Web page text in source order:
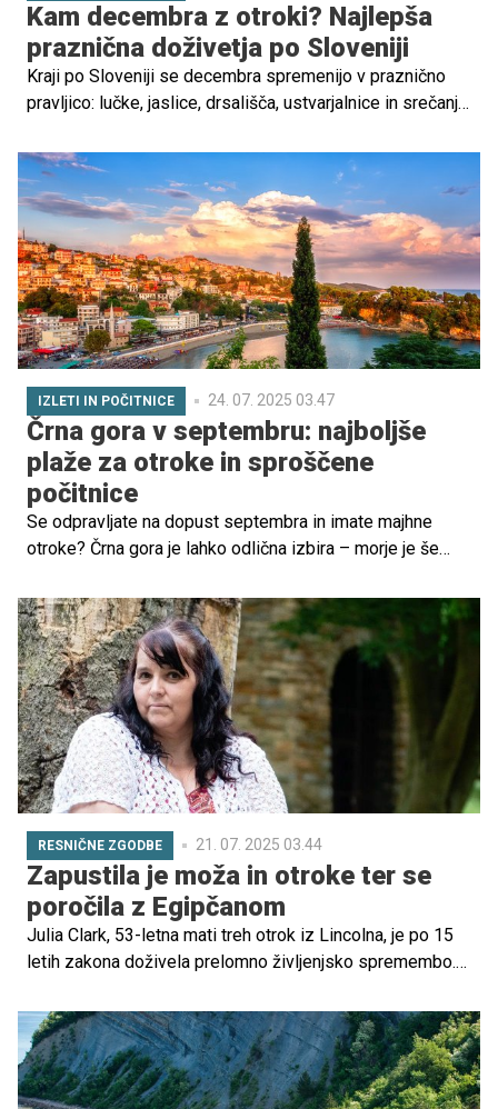
Kam decembra z otroki? Najlepša
praznična doživetja po Sloveniji
Kraji po Sloveniji se decembra spremenijo v praznično
pravljico: lučke, jaslice, drsališča, ustvarjalnice in srečanja
Preverite, kam se decembra odpraviti z otroki, da bo
zadnji mesec leta res čaroben in nepozaben, ter izberite
najljubše ideje za nepozabne družinske trenutke.
IZLETI IN POČITNICE 24. 07. 2025 03.47
Črna gora v septembru: najboljše
plaže za otroke in sproščene
počitnice
Se odpravljate na dopust septembra in imate majhne
otroke? Črna gora je lahko odlična izbira – morje je še
pa si lahko privoščite mirnejši družinski oddih.
Predstavljamo vam izbor plaž, kjer bodo uživali tako
najmlajši kot starši.
RESNIČNE ZGODBE 21. 07. 2025 03.44
Zapustila je moža in otroke ter se
poročila z Egipčanom
Julia Clark, 53-letna mati treh otrok iz Lincolna, je po 15
letih zakona doživela prelomno življenjsko spremembo.
Egipčana in za vedno spremenila svojo usodo.